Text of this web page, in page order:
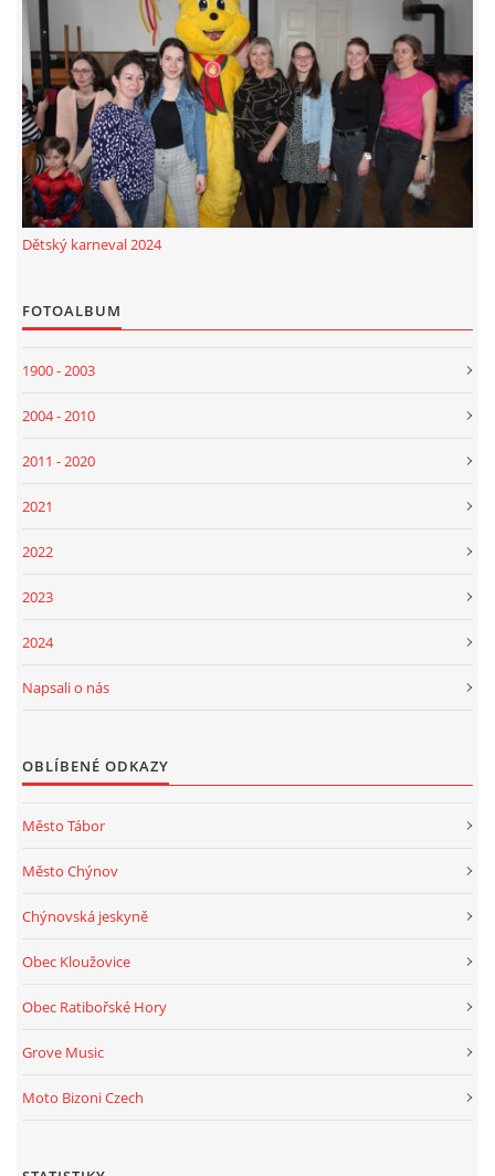
Dětský karneval 2024
FOTOALBUM
1900 - 2003
2004 - 2010
2011 - 2020
2021
2022
2023
2024
Napsali o nás
OBLÍBENÉ ODKAZY
Město Tábor
Město Chýnov
Chýnovská jeskyně
Obec Kloužovice
Obec Ratibořské Hory
Grove Music
Moto Bizoni Czech